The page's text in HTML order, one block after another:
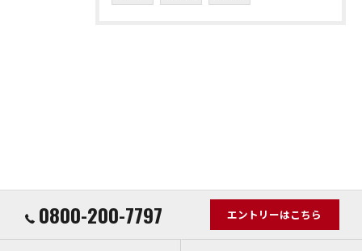
0800-200-7797 エントリーはこちら